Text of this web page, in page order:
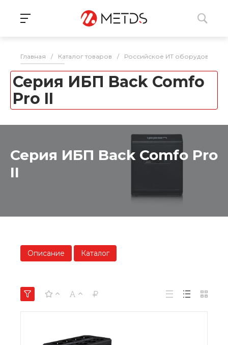
Главная / Каталог товаров / Российское ИТ оборудование
Серия ИБП Back Comfo
Pro II
Серия ИБП Back Comfo Pro
II
Описание Каталог